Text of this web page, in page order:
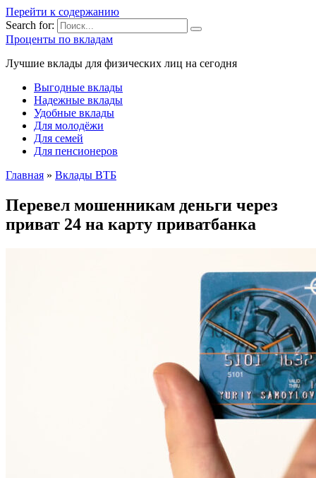
Перейти к содержанию
Search for:
Проценты по вкладам
Лучшие вклады для физических лиц на сегодня
Выгодные вклады
Надежные вклады
Удобные вклады
Для молодёжи
Для семей
Для пенсионеров
Главная » Вклады ВТБ
Перевел мошенникам деньги через
приват 24 на карту приватбанка